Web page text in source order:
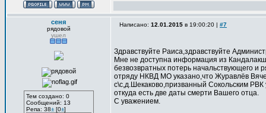
сеня
рядовой
ушел
Тем создано: 0
Сообщений: 13
Репа: 38±[0±]
Написано: 12.01.2015 в 19:00:20 | #7
Здравствуйте Раиса,здравствуйте
Мне не доступна информация из
безвозвратных потерь начальствующего и
отряду НКВД МО указано,что Журавлёв
с\с,д.Шекаково,призванный Сокольским
откуда есть две даты смерти Вашего отца.
С уважением.